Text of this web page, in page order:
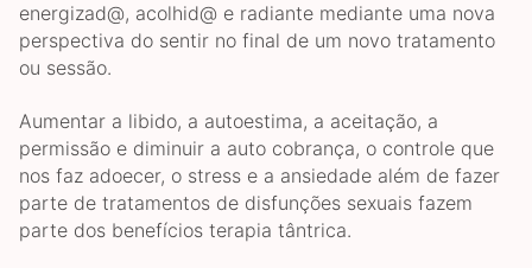
energizad@, acolhid@ e radiante mediante uma nova
perspectiva do sentir no final de um novo tratamento
ou sessão.
Aumentar a libido, a autoestima, a aceitação, a
permissão e diminuir a auto cobrança, o controle que
nos faz adoecer, o stress e a ansiedade além de fazer
parte de tratamentos de disfunções sexuais fazem
parte dos benefícios terapia tântrica.